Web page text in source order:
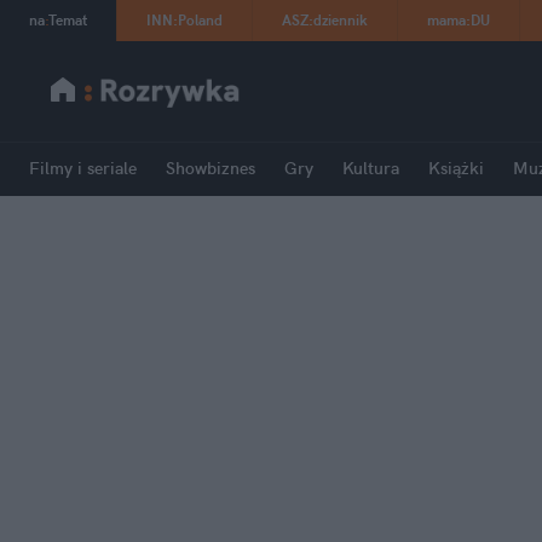
na:Temat INN:Poland ASZ:dziennik mama:DU
Filmy i seriale Showbiznes Gry Kultura Książki